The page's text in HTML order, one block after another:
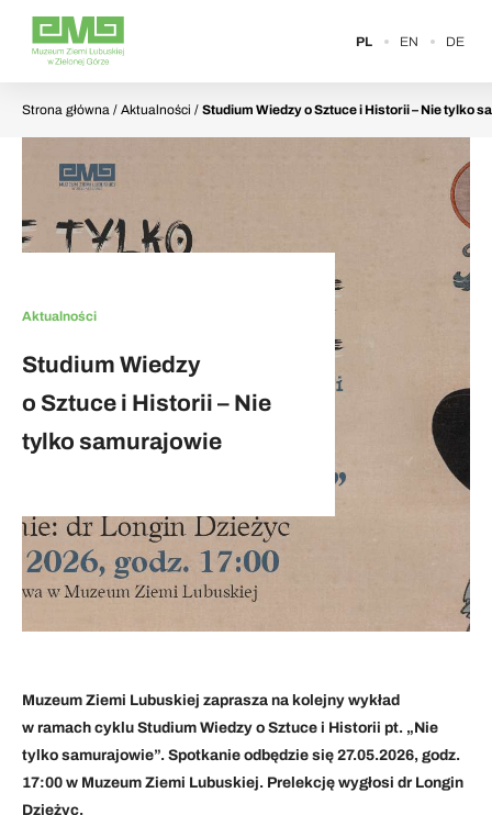
PL EN DE
Strona główna / Aktualności / Studium Wiedzy o Sztuce i Historii – Nie tylko
Aktualności
Studium Wiedzy
o Sztuce i Historii – Nie
tylko samurajowie
Muzeum Ziemi Lubuskiej zaprasza na kolejny wykład
w ramach cyklu Studium Wiedzy o Sztuce i Historii pt. „Nie
tylko samurajowie”. Spotkanie odbędzie się 27.05.2026, godz.
17:00 w Muzeum Ziemi Lubuskiej. Prelekcję wygłosi dr Longin
Dzieżyc.